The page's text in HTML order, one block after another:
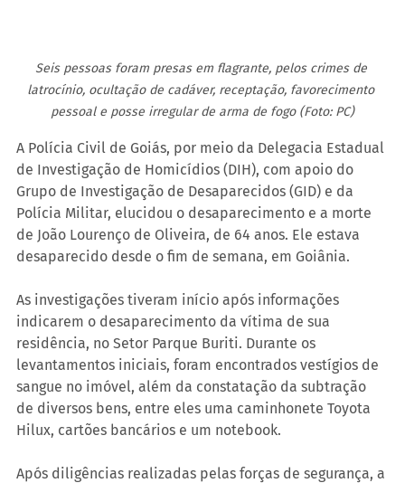
Seis pessoas foram presas em flagrante, pelos crimes de
latrocínio, ocultação de cadáver, receptação, favorecimento
pessoal e posse irregular de arma de fogo (Foto: PC)
A Polícia Civil de Goiás, por meio da Delegacia Estadual
de Investigação de Homicídios (DIH), com apoio do
Grupo de Investigação de Desaparecidos (GID) e da
Polícia Militar, elucidou o desaparecimento e a morte
de João Lourenço de Oliveira, de 64 anos. Ele estava
desaparecido desde o fim de semana, em Goiânia.
As investigações tiveram início após informações
indicarem o desaparecimento da vítima de sua
residência, no Setor Parque Buriti. Durante os
levantamentos iniciais, foram encontrados vestígios de
sangue no imóvel, além da constatação da subtração
de diversos bens, entre eles uma caminhonete Toyota
Hilux, cartões bancários e um notebook.
Após diligências realizadas pelas forças de segurança, a